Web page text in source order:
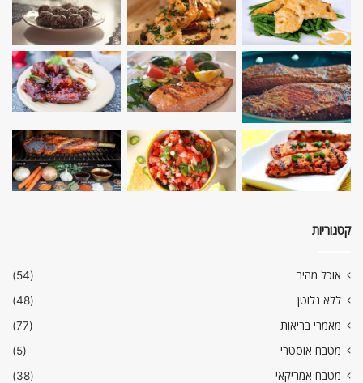
קטגוריות
אוכל מהיר
(54)
ללא גלוטן
(48)
מאמרי בריאות
(77)
מטבח אוסטרי
(5)
מטבח אמריקאי
(38)